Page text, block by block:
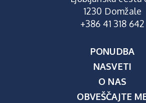
1230 Domžale
+386 41 318 642
PONUDBA
NASVETI
O NAS
OBVEŠČAJTE